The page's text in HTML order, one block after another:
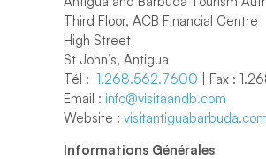
Third Floor, ACB Financial Centre
High Street
St John’s, Antigua
Tél : 1.268.562.7600 | Fax :
Email : info@visitaandb.com
Website : visitantiguabarbuda.com
Informations Générales